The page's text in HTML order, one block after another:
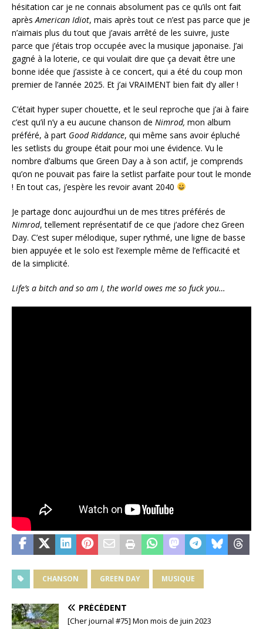
hésitation car je ne connais absolument pas ce qu’ils ont fait
après American Idiot, mais après tout ce n’est pas parce que je
n’aimais plus du tout que j’avais arrêté de les suivre, juste
parce que j’étais trop occupée avec la musique japonaise. J’ai
gagné à la loterie, ce qui voulait dire que ça devait être une
bonne idée que j’assiste à ce concert, qui a été du coup mon
premier de l’année 2025. Et j’ai VRAIMENT bien fait d’y aller !
C’était hyper super chouette, et le seul reproche que j’ai à faire
c’est qu’il n’y a eu aucune chanson de Nimrod, mon album
préféré, à part Good Riddance, qui même sans avoir épluché
les setlists du groupe était pour moi une évidence. Vu le
nombre d’albums que Green Day a à son actif, je comprends
qu’on ne pouvait pas faire la setlist parfaite pour tout le monde
! En tout cas, j’espère les revoir avant 2040
Je partage donc aujourd’hui un de mes titres préférés de
Nimrod, tellement représentatif de ce que j’adore chez Green
Day. C’est super mélodique, super rythmé, une ligne de basse
bien appuyée et le solo est l’exemple même de l’efficacité et
de la simplicité.
Life’s a bitch and so am I, the world owes me so fuck you…
CHANSON GREEN DAY MUSIQUE
PRÉCÉDENT
[Cher journal #75] Mon mois de juin 2023